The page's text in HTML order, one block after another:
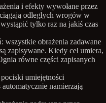
i efekty wywołane przez
odległych wrogów w
tylko raz na jakiś czas
wszystkie obrażenia zadawane
zapisywane. Kiedy cel umiera,
równe części zapisanych
umiejętności
namierzają